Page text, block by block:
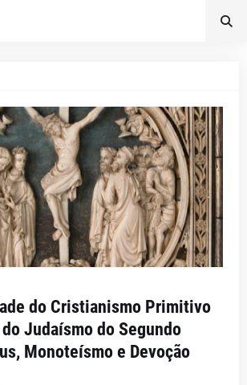
do Cristianismo Primitivo
Judaísmo do Segundo
Monoteísmo e Devoção